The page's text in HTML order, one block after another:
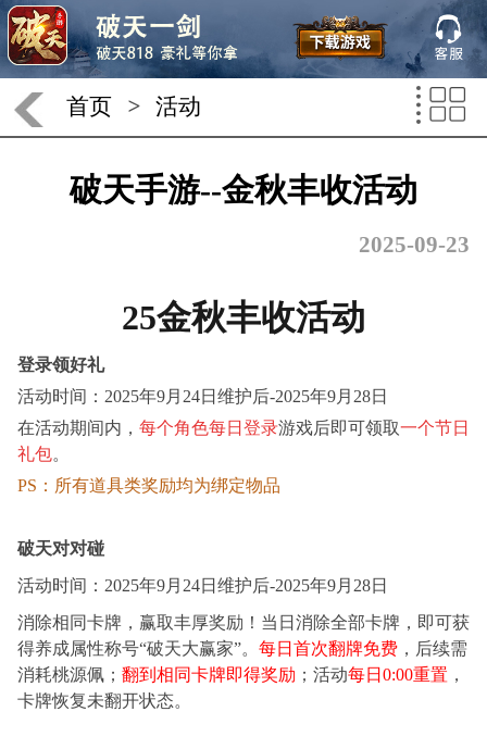
首页 > 活动
破天手游--金秋丰收活动
2025-09-23
25金秋丰收活动
登录领好礼
活动时间： 2025年9月 24日 维护后-2025年9月 28日
在活动期间内， 每个角色每日登录游戏后即可领取一个节日
礼包。
PS：所有道具类奖励均为绑定物品
破天对对碰
活动时间： 2025年9月 24日 维护后-2025年9月 28日
消除相同卡牌，赢取丰厚奖励！当日消除全部卡牌，即可获
得养成属性称号“破天大赢家”。 每日首次翻牌免费，后续需
消耗桃源佩； 翻到相同卡牌即得奖励 ；活动每日0:00重置 ，
卡牌恢复未翻开状态。